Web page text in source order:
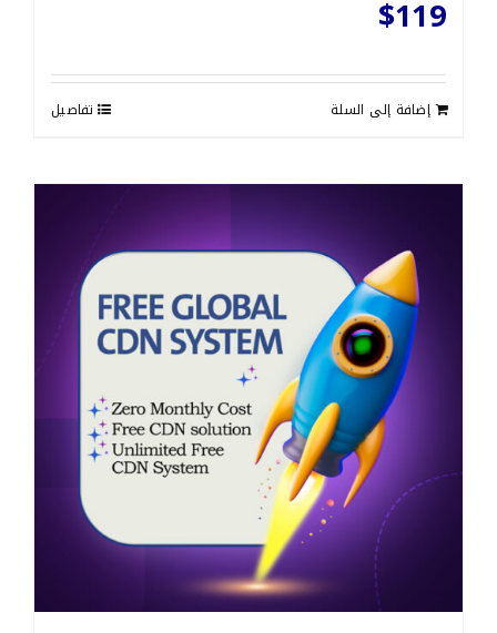
$119
إضافة إلى السلة تفاصيل